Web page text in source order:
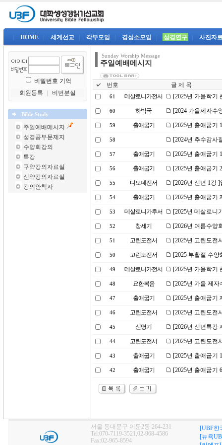
HOME 세계선교 각부모임 경성소모임 성경연구 사진자
비밀번호 기억
회원등록
비번분실
Bible Study
주일예배메시지
성경공부문제지
수양회강의
특강
구약강의자료실
신약강의자료실
강의안책자
Sunday Worship Message
주일예배메시지
번호 글 제 목
61 데살로니가전서 [2025년 가을학기
60 하박국 [2024 가을제자수
59 출애굽기 [2025년 출애굽기
58 [2024년 추수감사
57 출애굽기 [2025년 출애굽기
56 출애굽기 [2025년 출애굽기
55 디모데전서 [2026년 신년 1강
54 출애굽기 [2025년 출애굽기
53 데살로니가후서 [2025년 데살로니
52 창세기 [2026년 여름수양
51 고린도전서 [2025년 고린도전
50 고린도전서 [2025 부활절 수
49 데살로니가전서 [2025년 가을학기
48 요한복음 [2025년 가을 제
47 출애굽기 [2025년 출애굽기
46 고린도전서 [2025년 고린도전
45 신명기 [2026년 신년특강
44 고린도전서 [2025년 고린도전
43 출애굽기 [2025년 출애굽기
42 출애굽기 [2025년 출애굽기
서울 동대문구 이문2동 264-231
Tel:070-7119-3521,02-968-4586
Fax:02-965-8594
[UBF한
[뉴욕